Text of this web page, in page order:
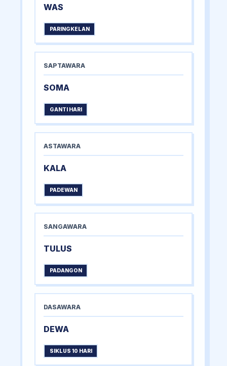
WAS
PARINGKELAN
SAPTAWARA
SOMA
GANTI HARI
ASTAWARA
KALA
PADEWAN
SANGAWARA
TULUS
PADANGON
DASAWARA
DEWA
SIKLUS 10 HARI